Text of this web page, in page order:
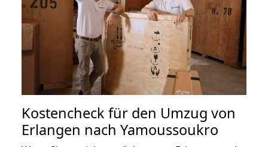
Kostencheck für den Umzug von
Erlangen nach Yamoussoukro